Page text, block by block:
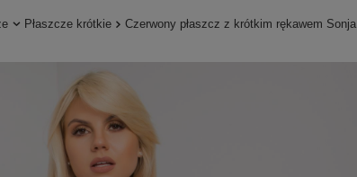
Płaszcze krótkie Czerwony płaszcz z krótkim rękawem Sonja